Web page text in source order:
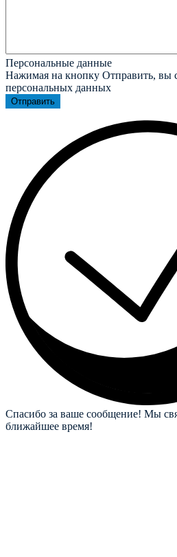
Персональные данные
Нажимая на кнопку Отправить, вы
персональных данных
Отправить
Спасибо за ваше сообщение! Мы
ближайшее время!